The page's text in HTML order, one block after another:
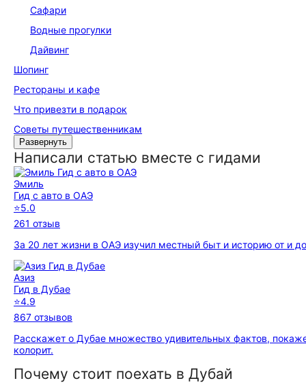
Сафари
Водные прогулки
Дайвинг
Шопинг
Рестораны и кафе
Что привезти в подарок
Советы путешественникам
Развернуть
Написали статью вместе с гидами
Эмиль
Гид с авто в ОАЭ
⭐5.0
261 отзыв
За 20 лет жизни в ОАЭ изучил местный быт и историю от и
Азиз
Гид в Дубае
⭐4.9
867 отзывов
Расскажет о Дубае множество удивительных фактов,
колорит.
Почему стоит поехать в Дубай